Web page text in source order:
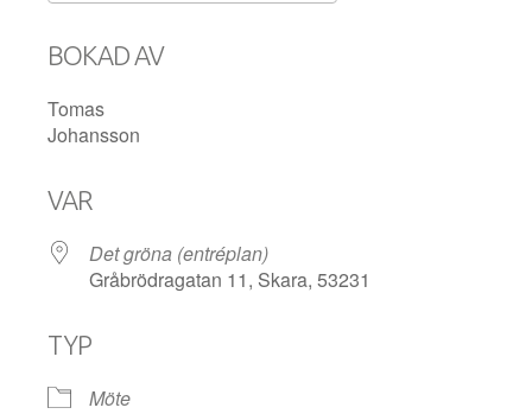
BOKAD AV
Tomas
Johansson
VAR
Det gröna (entréplan)
Gråbrödragatan 11, Skara, 53231
TYP
Möte